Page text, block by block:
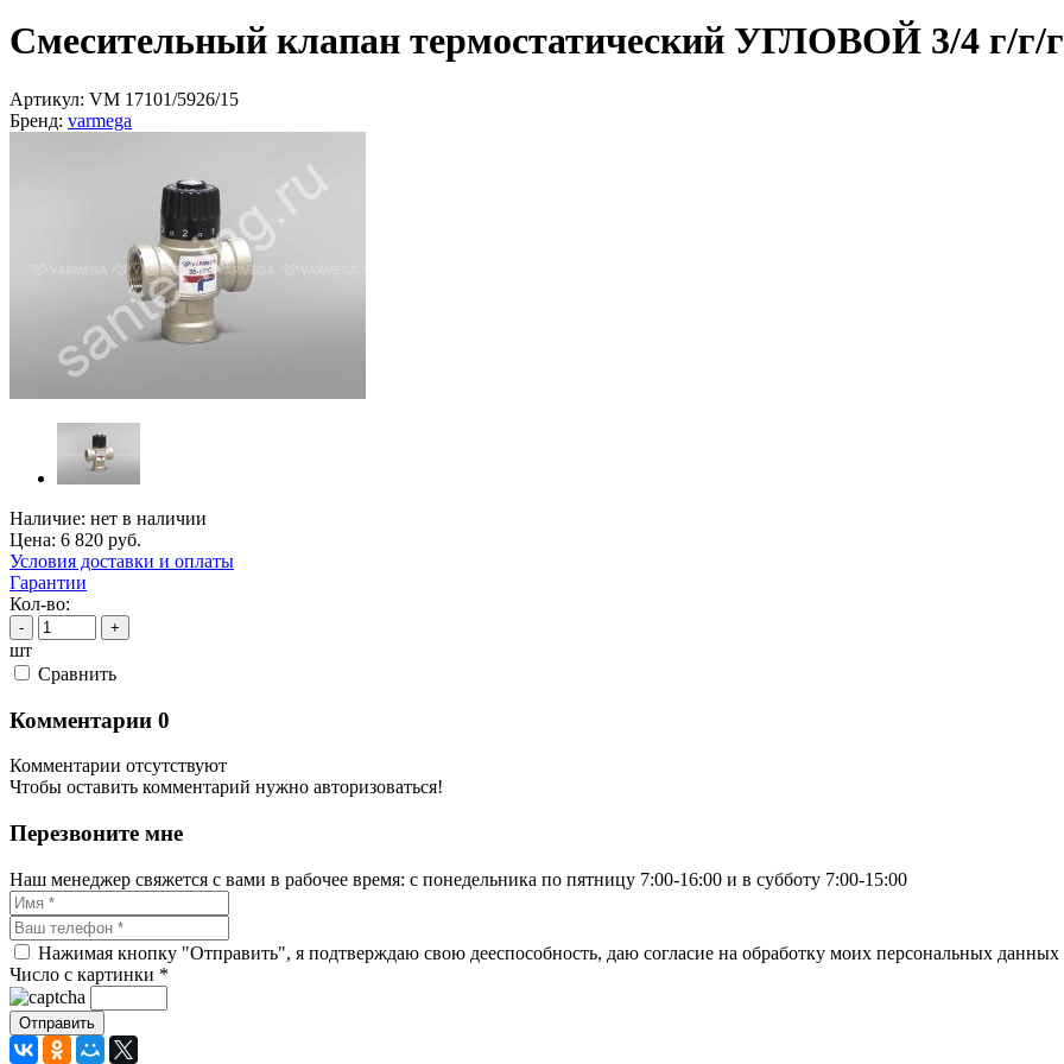
Смесительный клапан термостатический УГЛОВОЙ 3/4 г/г/
Артикул: VM 17101/5926/15
Бренд: varmega
Наличие: нет в наличии
Цена: 6 820 руб.
Условия доставки и оплаты
Гарантии
Кол-во:
- +
шт
Cравнить
Комментарии 0
Комментарии отсутствуют
Чтобы оставить комментарий нужно авторизоваться!
Перезвоните мне
Наш менеджер свяжется с вами в рабочее время: с понедельника по пятницу 7:00-16:00 и в субботу 7:00-15:00
Нажимая кнопку "Отправить", я подтверждаю свою дееспособность, даю согласие на обработку моих персональных данных
Число с картинки *